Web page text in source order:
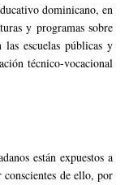
dominicano, en
y programas sobre
escuelas públicas y
técnico-vocacional
están expuestos a
conscientes de ello, por